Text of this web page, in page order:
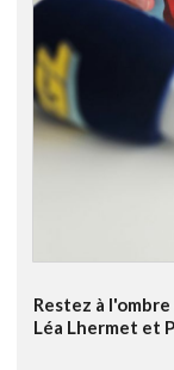
Restez à
Léa Lhermet et